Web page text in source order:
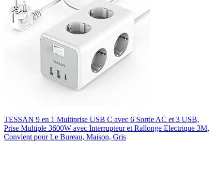
TESSAN 9 en 1 Multiprise USB C avec 6 Sortie AC et 3 USB,
Prise Multiple 3600W avec Interrupteur et Rallonge Electrique 3M,
Convient pour Le Bureau, Maison, Gris